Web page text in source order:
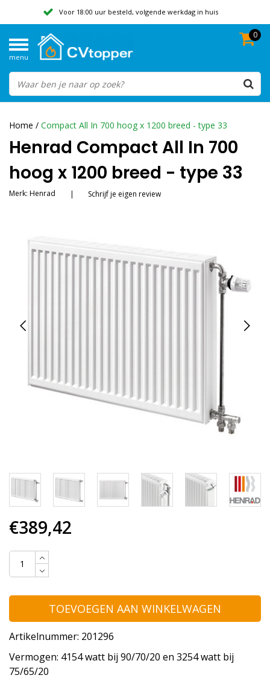
Voor 18:00 uur besteld, volgende werkdag in huis
Beoordeeld met een 9,8
menu
0
Home / Compact All In 700 hoog x 1200 breed - type 33
Henrad Compact All In 700
hoog x 1200 breed - type 33
Merk: Henrad | Schrijf je eigen review
€389,42
TOEVOEGEN AAN WINKELWAGEN
Artikelnummer: 201296
Vermogen: 4154 watt bij 90/70/20 en 3254 watt bij
75/65/20